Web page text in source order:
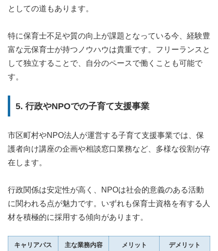
としての道もあります。
特に保育士不足や質の向上が課題となっている今、経験豊
富な元保育士が持つノウハウは貴重です。フリーランスと
して独立することで、自分のペースで働くことも可能で
す。
5. 行政やNPOでの子育て支援事業
市区町村やNPO法人が運営する子育て支援事業では、保
護者向け講座の企画や相談窓口業務など、多様な役割が存
在します。
行政関係は安定性が高く、NPOは社会的意義のある活動
に関われる点が魅力です。いずれも保育士資格を有する人
材を積極的に採用する傾向があります。
キャリアパス 主な業務内容 メリット デメリット